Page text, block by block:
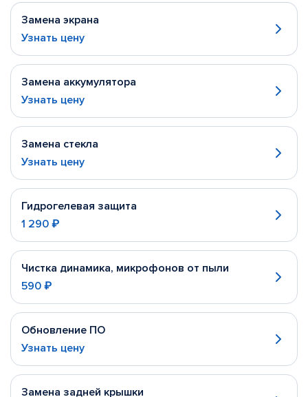
Замена экрана
Узнать цену
Замена аккумулятора
Узнать цену
Замена стекла
Узнать цену
Гидрогелевая защита
1 290 ₽
Чистка динамика, микрофонов от пыли
590 ₽
Обновление ПО
Узнать цену
Замена задней крышки